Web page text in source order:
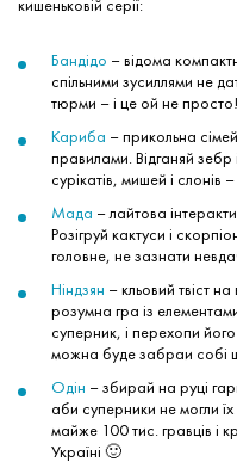
кишеньковій серії:
Бандідо – відома
спільними зусиллями не
тюрми – і це ой не просто!
Кариба – прикольна
правилами. Відганяй зебр
сурікатів, мишей і слонів
Мада – лайтова
Розігруй кактуси і
головне, не зазнати
Ніндзян – кльовий твіст
розумна гра із
суперник, і перехопи
можна буде забраи собі
Одін – збирай на руці
аби суперники не могли
майже 100 тис. гравців і
Україні 🙂